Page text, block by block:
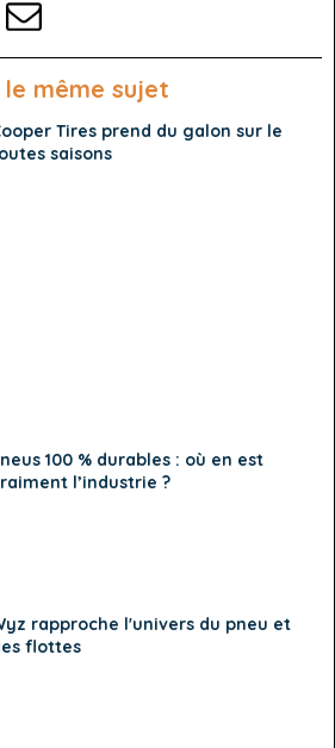
le même sujet
Tires prend du galon sur le
saisons
100 % durables : où en est
l’industrie ?
rapproche l'univers du pneu et
flottes